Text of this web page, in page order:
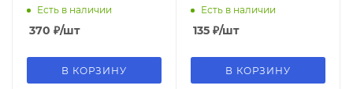
отделение, 62943
Есть в наличии
370 ₽/шт
В КОРЗИНУ
Есть в наличии
135 ₽/шт
В КОРЗИНУ